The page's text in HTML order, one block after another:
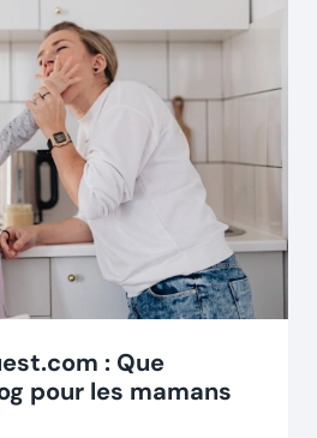
: Que
pour les mamans